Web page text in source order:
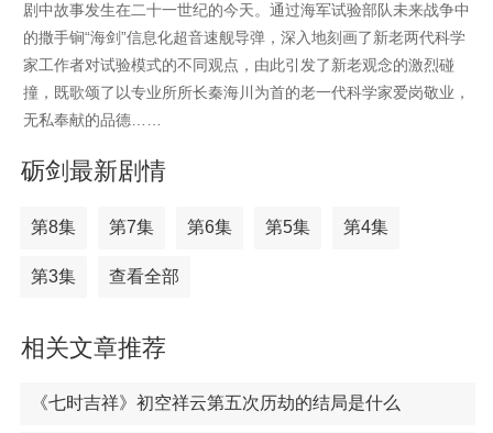
剧中故事发生在二十一世纪的今天。通过海军试验部队未来战争中
的撒手锏“海剑”信息化超音速舰导弹，深入地刻画了新老两代科学
家工作者对试验模式的不同观点，由此引发了新老观念的激烈碰
撞，既歌颂了以专业所所长秦海川为首的老一代科学家爱岗敬业，
无私奉献的品德……
砺剑最新剧情
第8集 第7集 第6集 第5集 第4集
第3集 查看全部
相关文章推荐
《七时吉祥》初空祥云第五次历劫的结局是什么